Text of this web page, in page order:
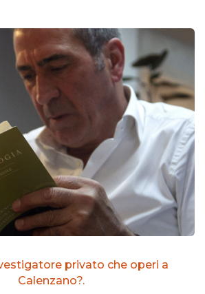
privato che operi a
Calenzano?.